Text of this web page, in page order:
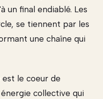
un final endiablé. Les
se tiennent par les
une chaîne qui
le coeur de
collective qui